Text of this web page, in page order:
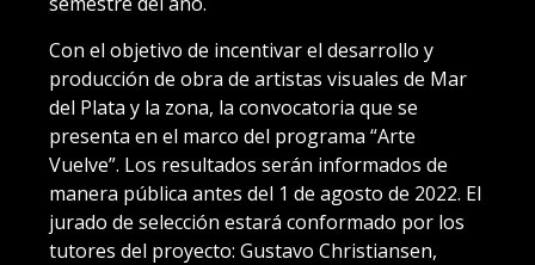
Con el objetivo de incentivar el desarrollo y
producción de obra de artistas visuales de Mar
del Plata y la zona, la convocatoria que se
presenta en el marco del programa “Arte
Vuelve”. Los resultados serán informados de
manera pública antes del 1 de agosto de 2022. El
jurado de selección estará conformado por los
tutores del proyecto: Gustavo Christiansen,